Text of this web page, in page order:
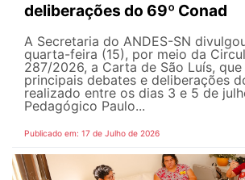
deliberações do 69º Conad
A Secretaria do ANDES-SN
quarta-feira (15), por meio da
287/2026, a Carta de São Luís, que
principais debates e deliberações
realizado entre os dias 3 e 5 de
Pedagógico Paulo...
Publicado em: 17 de Julho de 2026